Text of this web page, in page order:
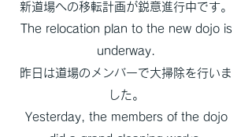
新道場への移転計画が鋭意進行中です。
The relocation plan to the new dojo is
underway.
昨日は道場のメンバーで大掃除を行いま
した。
Yesterday, the members of the dojo